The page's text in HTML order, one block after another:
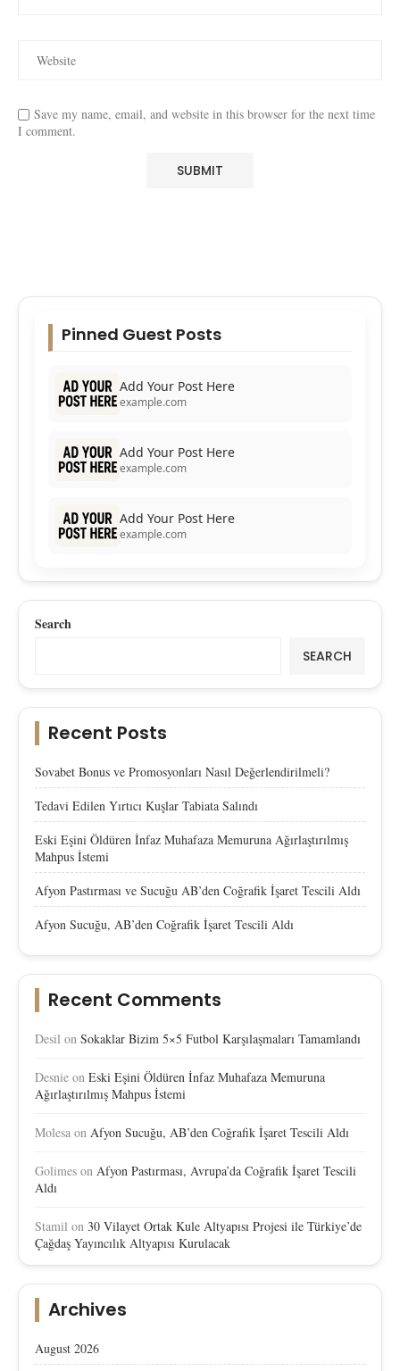
Save my name, email, and website in this browser for the next time
I comment.
Pinned Guest Posts
Add Your Post Here
example.com
Add Your Post Here
example.com
Add Your Post Here
example.com
Search
SEARCH
Recent Posts
Sovabet Bonus ve Promosyonları Nasıl Değerlendirilmeli?
Tedavi Edilen Yırtıcı Kuşlar Tabiata Salındı
Eski Eşini Öldüren İnfaz Muhafaza Memuruna Ağırlaştırılmış
Mahpus İstemi
Afyon Pastırması ve Sucuğu AB’den Coğrafik İşaret Tescili Aldı
Afyon Sucuğu, AB’den Coğrafik İşaret Tescili Aldı
Recent Comments
Desil on Sokaklar Bizim 5×5 Futbol Karşılaşmaları Tamamlandı
Desnie on Eski Eşini Öldüren İnfaz Muhafaza Memuruna
Ağırlaştırılmış Mahpus İstemi
Molesa on Afyon Sucuğu, AB’den Coğrafik İşaret Tescili Aldı
Golimes on Afyon Pastırması, Avrupa’da Coğrafik İşaret Tescili
Aldı
Stamil on 30 Vilayet Ortak Kule Altyapısı Projesi ile Türkiye’de
Çağdaş Yayıncılık Altyapısı Kurulacak
Archives
August 2026